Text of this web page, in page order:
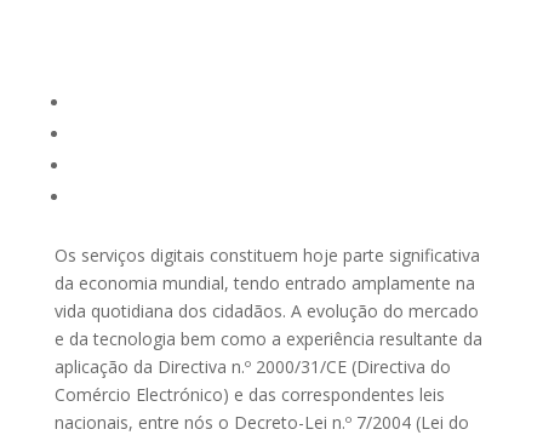
Os serviços digitais constituem hoje parte significativa
da economia mundial, tendo entrado amplamente na
vida quotidiana dos cidadãos. A evolução do mercado
e da tecnologia bem como a experiência resultante da
aplicação da Directiva n.º 2000/31/CE (Directiva do
Comércio Electrónico) e das correspondentes leis
nacionais, entre nós o Decreto-Lei n.º 7/2004 (Lei do